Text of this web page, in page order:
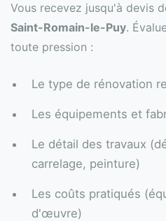
Vous recevez jusqu'à devis
Saint-Romain-le-Puy.
toute pression :
Le type de rénovation
Les équipements et
Le détail des travaux
carrelage, peinture)
Les coûts pratiqués
d'œuvre)